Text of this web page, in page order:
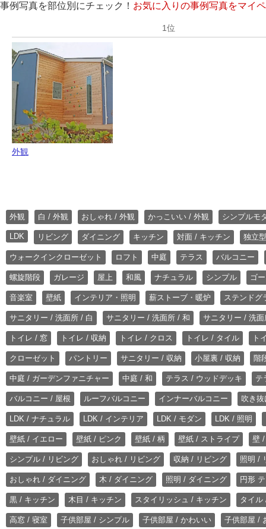
事例写真を部位別にチェック！ お気に入りの事例写真をマイ
外観
外観 白 / 外観 おしゃれ / 外観 かっこいい / 外観 シンプルモ
LDK リビング ダイニング キッチン 対面 / キッチン 独立
ウォークインクローゼット ロフト 中庭 テラス バルコニー
螺旋階段 ガレージ 屋上 和風 ナチュラル シンプル ゴ
音楽室 壁紙 インテリア・照明 薪ストーブ・暖炉 ステンドグ
サニタリー / 洗面所 / 白 サニタリー / 洗面所 / 和 サニタリー / 洗
トイレ / 窓 トイレ / 収納 トイレ / クロス トイレ / タイル ト
クローゼット パントリー サニタリー / 収納 小屋裏 / 収納 階
中庭 / ガーデンファニチャー 中庭 / 和 テラス / ウッドデッキ テ
バルコニー / 屋根 ルーフバルコニー インナーバルコニー 吹き
LDK / ナチュラル LDK / インテリア LDK / モダン LDK / 照明
壁紙 / イエロー 壁紙 / ピンク 壁紙 / 柄 壁紙 / ストライプ 壁
シンプル / リビング おしゃれ / リビング 収納 / リビング 照明 /
おしゃれ / ダイニング 木 / ダイニング 照明 / ダイニング 円形
黒 / キッチン 木目 / キッチン スタイリッシュ / キッチン タイル
高窓 / 寝室 子供部屋 / シンプル 子供部屋 / かわいい 子供部屋 /